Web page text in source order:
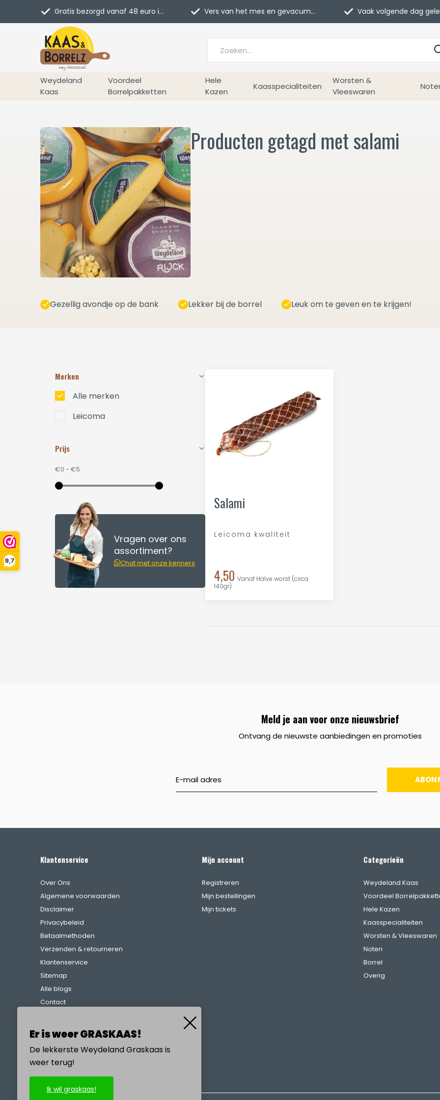
9,7
Weydeland
Kaas
Voordeel
Borrelpakketten
Hele
Kazen
Kaasspecialiteiten
Worsten &
Vleeswaren
Gratis bezorgd vanaf 48 euro in NL Vers van het mes en gevacumeerd Vaak volgende dag geleverd
Producten getagd met salami
Gezellig avondje op de bank Lekker bij de borrel Leuk om te geven en te krijgen!
Salami
Leicoma kwaliteit
4,50 Vanaf Halve worst (circa
140gr)
Merken
Alle merken
Leicoma
Prijs
€0 - €5
Vragen over ons
assortiment?
Chat met onze kenners
Meld je aan voor onze nieuwsbrief
Ontvang de nieuwste aanbiedingen en promoties
Klantenservice
Over Ons
Algemene voorwaarden
Disclaimer
Privacybeleid
Betaalmethoden
Verzenden & retourneren
Klantenservice
Sitemap
Alle blogs
Contact
Referenties
Mijn account
Registreren
Mijn bestellingen
Mijn tickets
Categorieën
Weydeland Kaas
Voordeel
Hele Kazen
Kaasspecialiteiten
Worsten & Vleeswaren
Noten
Borrel
Overig
Er is weer GRASKAAS!
De lekkerste Weydeland Graskaas is
weer terug!
Ik wil graskaas!